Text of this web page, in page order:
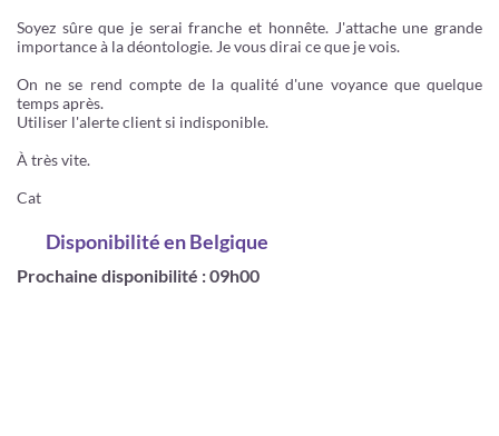
Soyez sûre que je serai franche et honnête. J'attache une grande
importance à la déontologie. Je vous dirai ce que je vois.
On ne se rend compte de la qualité d'une voyance que quelque
temps après.
Utiliser l'alerte client si indisponible.
À très vite.
Cat
Disponibilitéen Belgique
Prochaine disponibilité : 09h00